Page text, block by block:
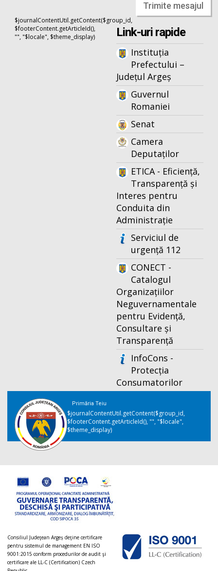
Trimite mesajul
$journalContentUtil.getContent($group_id,
$footerContent.getArticleId(),
"", "$locale", $theme_display)
Link-uri rapide
Instituția
Prefectului –
Județul Argeș
Guvernul
Romaniei
Senat
Camera
Deputaților
ETICA - Eficiență,
Transparență și
Interes pentru
Conduita din
Administrație
Serviciul de
urgență 112
CONECT -
Catalogul
Organizațiilor
Neguvernamentale
pentru Evidență,
Consultare și
Transparență
InfoCons -
Protecția
Consumatorilor
Primăria Teiu
$journalContentUtil.getContent($group_id,
$footerContent.getArticleId(), "", "$locale",
$theme_display)
Consiliul Judeţean Argeș deţine certificare
pentru sistemul de management EN ISO
9001:2015 conform procedurilor de audit şi
certificare ale LL-C (Certification) Czech